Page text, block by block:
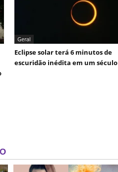
Geral
Eclipse solar terá 6 minutos de
escuridão inédita em um século